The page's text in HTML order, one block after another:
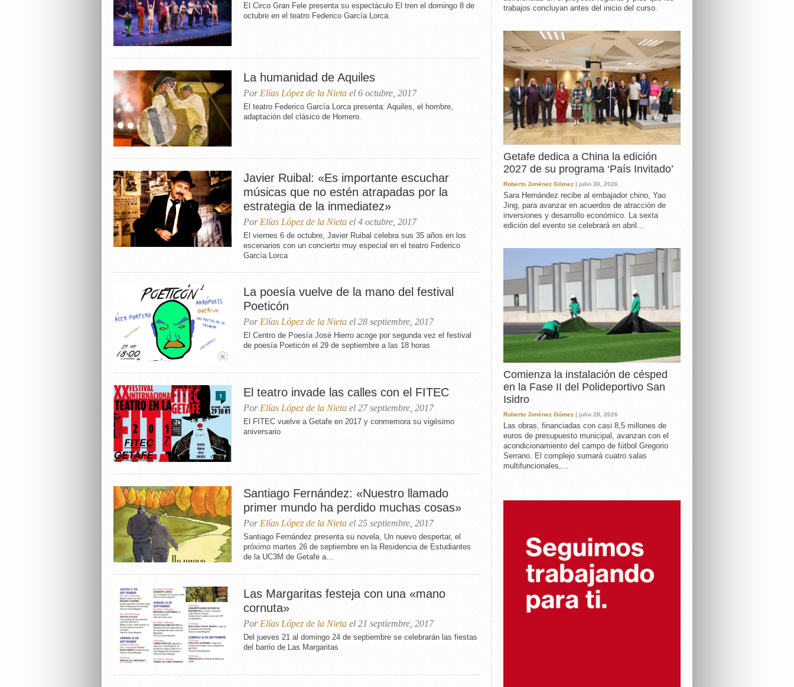
El Circo Gran Fele presenta su espectáculo El tren el domingo 8 de
octubre en el teatro Federico García Lorca.
La humanidad de Aquiles
Por Elías López de la Nieta el 6 octubre, 2017
El teatro Federico García Lorca presenta: Aquiles, el hombre,
adaptación del clásico de Homero.
Javier Ruibal: «Es importante escuchar
músicas que no estén atrapadas por la
estrategia de la inmediatez»
Por Elías López de la Nieta el 4 octubre, 2017
El viernes 6 de octubre, Javier Ruibal celebra sus 35 años en los
escenarios con un concierto muy especial en el teatro Federico
García Lorca
La poesía vuelve de la mano del festival
Poeticón
Por Elías López de la Nieta el 28 septiembre, 2017
El Centro de Poesía José Hierro acoge por segunda vez el festival
de poesía Poeticón el 29 de septiembre a las 18 horas
1 El teatro invade las calles con el FITEC
Por Elías López de la Nieta el 27 septiembre, 2017
El FITEC vuelve a Getafe en 2017 y conmemora su vigésimo
aniversario
Santiago Fernández: «Nuestro llamado
primer mundo ha perdido muchas cosas»
Por Elías López de la Nieta el 25 septiembre, 2017
Santiago Fernández presenta su novela, Un nuevo despertar, el
próximo martes 26 de septiembre en la Residencia de Estudiantes
de la UC3M de Getafe a...
Las Margaritas festeja con una «mano
cornuta»
Por Elías López de la Nieta el 21 septiembre, 2017
Del jueves 21 al domingo 24 de septiembre se celebrarán las fiestas
del barrio de Las Margaritas
trabajos concluyan antes del inicio del curso.
Getafe dedica a China la edición
2027 de su programa ‘País Invitado’
Roberto Jiménez Gómez | julio 30, 2026
Sara Hernández recibe al embajador chino, Yao
Jing, para avanzar en acuerdos de atracción de
inversiones y desarrollo económico. La sexta
edición del evento se celebrará en abril...
Comienza la instalación de césped
en la Fase II del Polideportivo San
Isidro
Roberto Jiménez Gómez | julio 28, 2026
Las obras, financiadas con casi 8,5 millones de
euros de presupuesto municipal, avanzan con el
acondicionamiento del campo de fútbol Gregorio
Serrano. El complejo sumará cuatro salas
multifuncionales,...